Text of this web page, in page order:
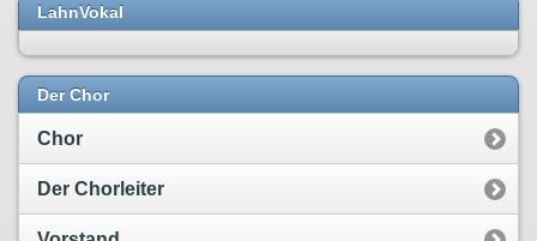
LahnVokal
Der Chor
Chor
Der Chorleiter